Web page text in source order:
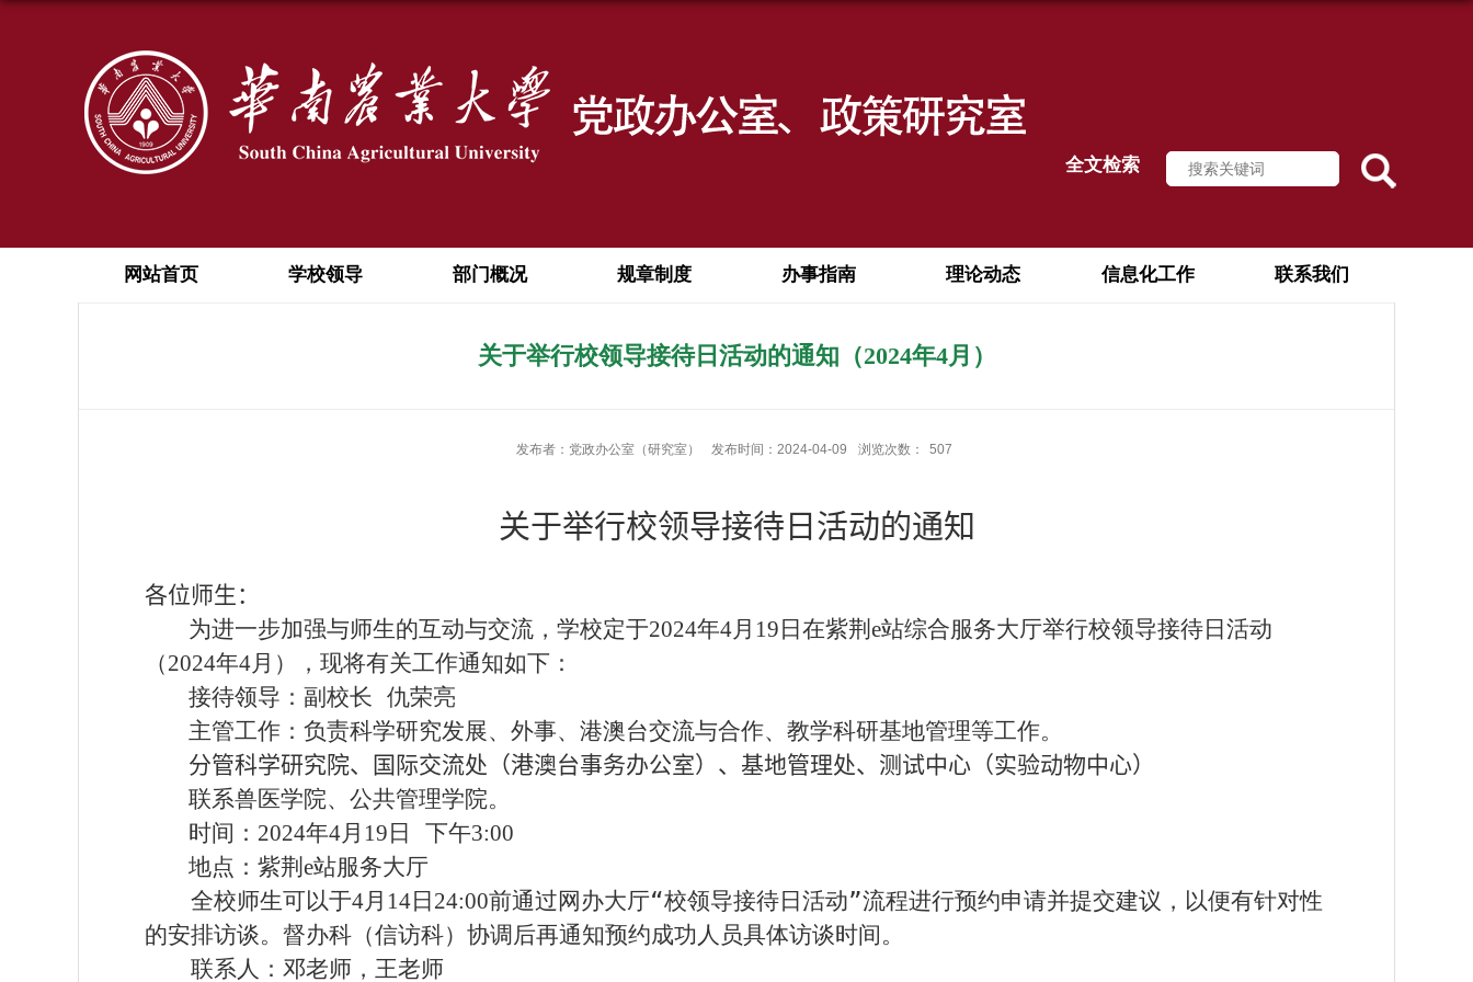
全文检索
网站首页 学校领导 部门概况 规章制度 办事指南 理论动态 信息化工作 联系我们
关于举行校领导接待日活动的通知（2024年4月）
发布者：党政办公室（研究室） 发布时间：2024-04-09 浏览次数： 507
关于举行校领导接待日活动的通知
各位师生：
为进一步加强与师生的互动与交流，学校定于2024年4月 19 日在紫荆e站综合服务大厅举行校领导接待日活动
（2024年4月），现将有关工作通知如下：
接待领导：副校长 仇荣亮
主管工作：负责科学研究发展、外事、港澳台交流与合作、教学科研基地管理等工作。
分管科学研究院、国际交流处（港澳台事务办公室）、基地管理处、测试中心（实验动物中心）
联系兽医学院、公共管理学院。
时间： 2024年4月 19 日 下午3:00
地点：紫荆e站服务大厅
全校师生可以于4月 14日 24:00前通过网办大厅“校领导接待日活动”流程进行预约申请并提交建议，以便有针对性
的安排访谈。督办科（信访科）协调后再通知预约成功人员具体访谈时间。
联系人：邓老师，王老师